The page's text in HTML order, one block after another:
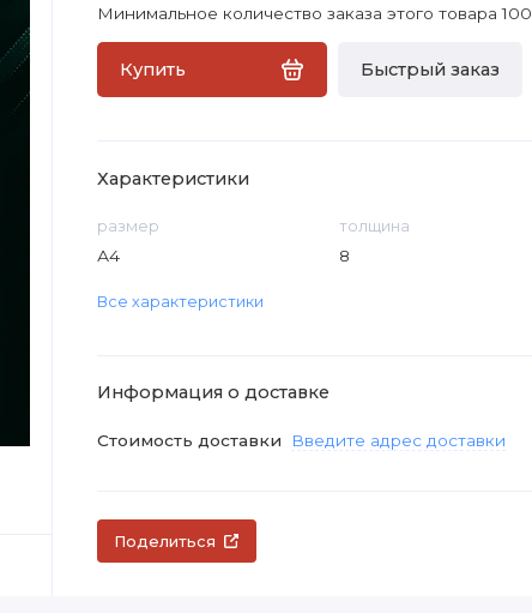
Минимальное количество заказа этого товара 100
Купить Быстрый заказ
Характеристики
размер
А4
толщина
8
Все характеристики
Информация о доставке
Стоимость доставки Введите адрес доставки
Поделиться